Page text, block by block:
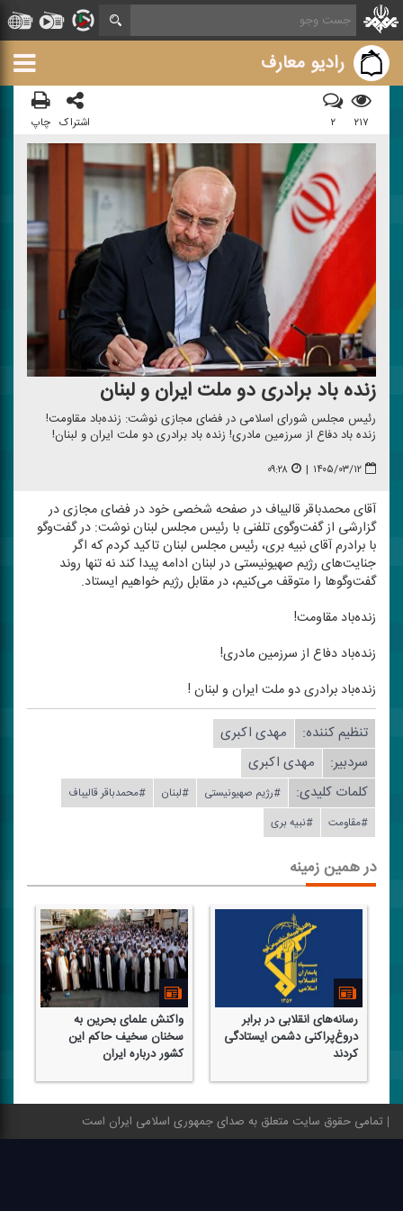
رادیو معارف
۲۱۷ ۲ اشتراک چاپ
زنده‌ باد برادری دو ملت ایران و لبنان
رئیس مجلس شورای اسلامی در فضای مجازی نوشت: ز‌نده‌باد مقاومت!
زنده‌ باد دفاع از سرزمین مادری! زنده‌ باد برادری دو ملت ایران و لبنان!
۱۴۰۵/۰۳/۱۲ | ۰۹:۲۸
آقای محمدباقر قالیباف در صفحه شخصی خود در فضای مجازی در
گزارشی از گفت‌و‌گوی تلفنی با رئیس مجلس لبنان نوشت: در گفت‌و‌گو
با برادرم آقای نبیه بری، رئیس مجلس لبنان تاكید كردم كه اگر
جنایت‌های رژیم صهیونیستی در لبنان ادامه پیدا كند نه تنها روند
گفت‌و‌گو‌ها را متوقف می‌كنیم، در مقابل رژیم خواهیم ایستاد.
زنده‌باد مقاومت!
زنده‌باد دفاع از سرزمین مادری!
زنده‌باد برادری دو ملت ایران و لبنان !
تنظیم كننده:
مهدی اكبری
سردبیر:
مهدی اكبری
کلمات کلیدی:
#رژیم صهیونیستی #لبنان
#محمدباقر قالیباف
#مقاومت
#نبیه بری
در همین زمینه
انقلابی در برابر
دشمن ایستادگی
واكنش علمای بحرین به
سخنان سخیف حاكم این
كشور درباره ایران
شورای امنیت
دست داده است
تمامی حقوق سایت متعلق به صدای جمهوری اسلامی ایران است